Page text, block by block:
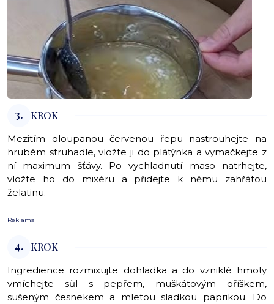
3. KROK
Mezitím oloupanou červenou řepu nastrouhejte na
hrubém struhadle, vložte ji do plátýnka a vymačkejte z
ní maximum šťávy. Po vychladnutí maso natrhejte,
vložte ho do mixéru a přidejte k němu zahřátou
želatinu.
Reklama
4. KROK
Ingredience rozmixujte dohladka a do vzniklé hmoty
vmíchejte sůl s pepřem, muškátovým oříškem,
sušeným česnekem a mletou sladkou paprikou. Do